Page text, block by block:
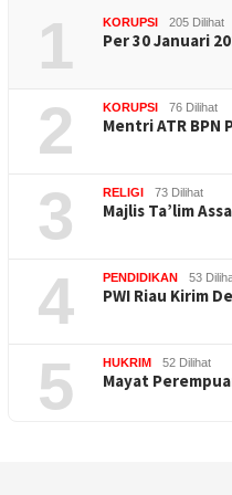
1 KORUPSI 205 Dilihat
Per 30 Januari
2 KORUPSI 76 Dilihat
Mentri ATR
3 RELIGI 73 Dilihat
Majlis Ta’lim
4 PENDIDIKAN 53
PWI Riau Kirim
5 HUKRIM 52 Dilihat
Mayat